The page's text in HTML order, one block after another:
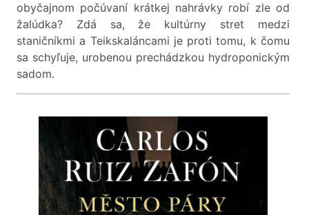
obyčajnom počúvaní krátkej nahrávky robí zle od
žalúdka? Zdá sa, že kultúrny stret medzi
staničníkmi a Teikskaláncami je proti tomu, k čomu
sa schyľuje, urobenou prechádzkou hydroponickým
sadom.